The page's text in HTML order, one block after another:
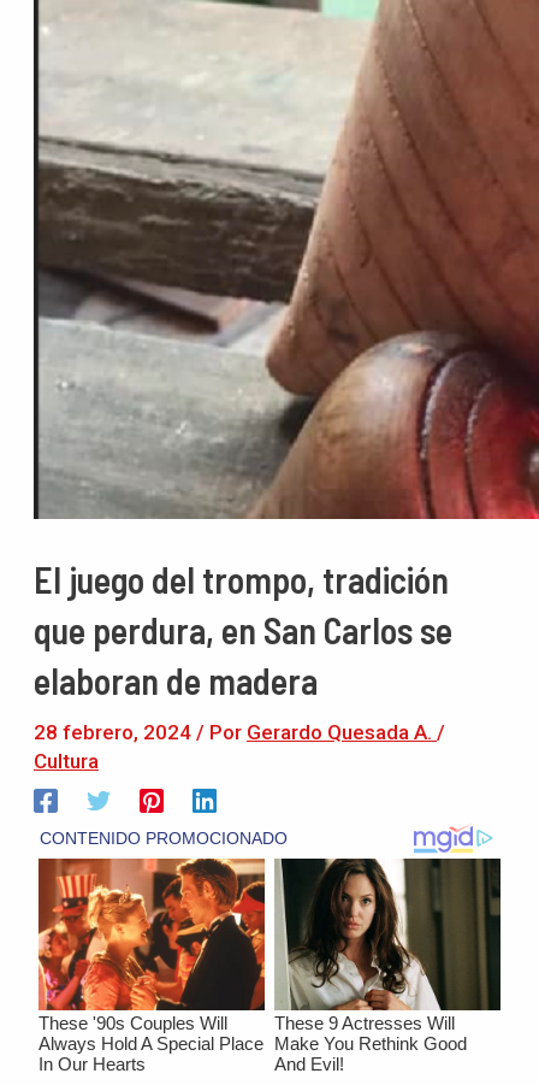
El juego del trompo, tradición
que perdura, en San Carlos se
elaboran de madera
28 febrero, 2024 / Por Gerardo Quesada A. /
Cultura